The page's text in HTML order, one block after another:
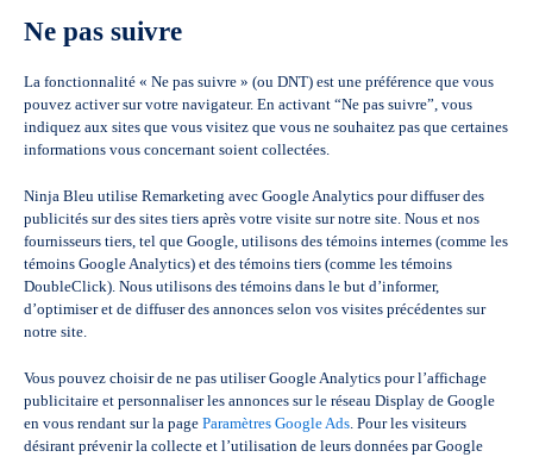
Ne pas suivre
La fonctionnalité « Ne pas suivre » (ou DNT) est une préférence que vous
pouvez activer sur votre navigateur. En activant “Ne pas suivre”, vous
indiquez aux sites que vous visitez que vous ne souhaitez pas que certaines
informations vous concernant soient collectées.
Ninja Bleu utilise Remarketing avec Google Analytics pour diffuser des
publicités sur des sites tiers après votre visite sur notre site. Nous et nos
fournisseurs tiers, tel que Google, utilisons des témoins internes (comme les
témoins Google Analytics) et des témoins tiers (comme les témoins
DoubleClick). Nous utilisons des témoins dans le but d’informer,
d’optimiser et de diffuser des annonces selon vos visites précédentes sur
notre site.
Vous pouvez choisir de ne pas utiliser Google Analytics pour l’affichage
publicitaire et personnaliser les annonces sur le réseau Display de Google
en vous rendant sur la page Paramètres Google Ads. Pour les visiteurs
désirant prévenir la collecte et l’utilisation de leurs données par Google